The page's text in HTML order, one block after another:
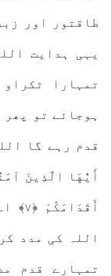
یہی ہدایت
تمہارا
ہوجائے تو
قدم رہے گا
أَيُّهَا الَّذِينَ
اللہ کی مدد